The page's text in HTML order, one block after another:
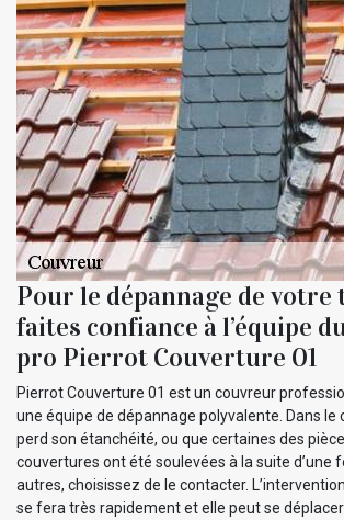
Pour le dépannage de
faites confiance à l’équipe
pro Pierrot Couverture 01
Pierrot Couverture 01 est un couvreur
une équipe de dépannage polyvalente. Dans le
perd son étanchéité, ou que certaines des
couvertures ont été soulevées à la suite d’une
autres, choisissez de le contacter.
se fera très rapidement et elle peut se